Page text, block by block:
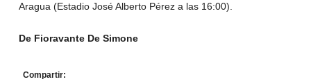
Aragua (Estadio José Alberto Pérez a las 16:00).
De Fioravante De Simone
Compartir: